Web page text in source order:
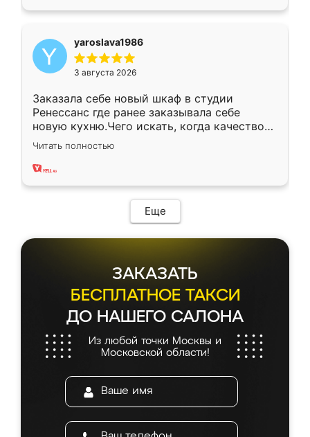
yaroslava1986
3 августа 2026
Заказала себе новый шкаф в студии
Ренессанс где ранее заказывала себе
новую кухню.Чего искать, когда качеством
вполне довольна. Служит кухня уже почти
два года, нареканий нет.
Читать полностью
Еще
ЗАКАЗАТЬ
БЕСПЛАТНОЕ ТАКСИ
ДО НАШЕГО САЛОНА
Из любой точки Москвы и
Московской области!